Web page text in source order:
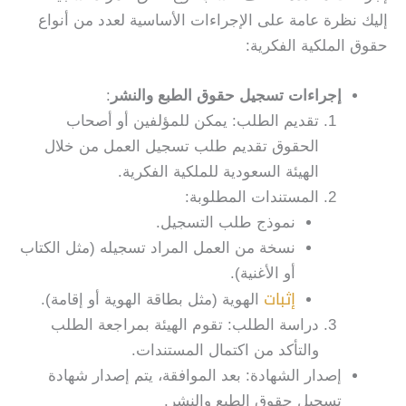
إليك نظرة عامة على الإجراءات الأساسية لعدد من أنواع
حقوق الملكية الفكرية:
إجراءات تسجيل حقوق الطبع والنشر :
تقديم الطلب: يمكن للمؤلفين أو أصحاب
الحقوق تقديم طلب تسجيل العمل من خلال
الهيئة السعودية للملكية الفكرية.
المستندات المطلوبة:
نموذج طلب التسجيل.
نسخة من العمل المراد تسجيله (مثل الكتاب
أو الأغنية).
إثبات الهوية (مثل بطاقة الهوية أو إقامة).
دراسة الطلب: تقوم الهيئة بمراجعة الطلب
والتأكد من اكتمال المستندات.
إصدار الشهادة: بعد الموافقة، يتم إصدار شهادة
تسجيل حقوق الطبع والنشر.